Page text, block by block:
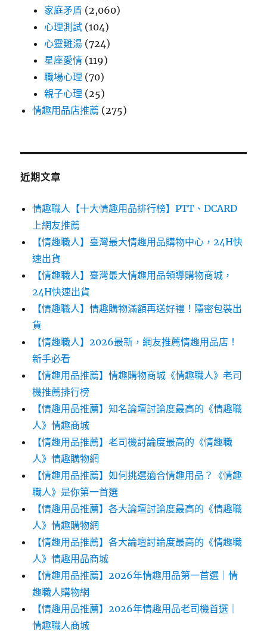
家庭矛盾 (2,060)
心理測試 (104)
心靈雞湯 (724)
星座愛情 (119)
職場心理 (70)
親子心理 (25)
情趣用品店推薦 (275)
近期文章
情趣職人【十大情趣用品排行榜】PTT、DCARD
上網友推薦
【情趣職人】臺灣最大情趣用品購物中心，24H快
速出貨
【情趣職人】臺灣最大情趣用品領導購物商城，
24H快速出貨
【情趣職人】情趣購物滿額再送好禮！隱密包裝出
貨
【情趣職人】2026最新，網友推薦情趣用品店！
新手必看
【情趣用品推薦】情趣購物商城《情趣職人》老司
機推薦排行榜
【情趣用品推薦】知名論壇討論度最高的《情趣職
人》情趣商城
【情趣用品推薦】老司機討論度最高的《情趣職
人》情趣購物網
【情趣用品推薦】如何挑選適合情趣用品？《情趣
職人》是你第一首選
【情趣用品推薦】各大論壇討論度最高的《情趣職
人》情趣購物網
【情趣用品推薦】各大論壇討論度最高的《情趣職
人》情趣用品商城
【情趣用品推薦】2026年情趣用品第一首選｜情
趣職人購物網
【情趣用品推薦】2026年情趣用品老司機首選｜
情趣職人商城